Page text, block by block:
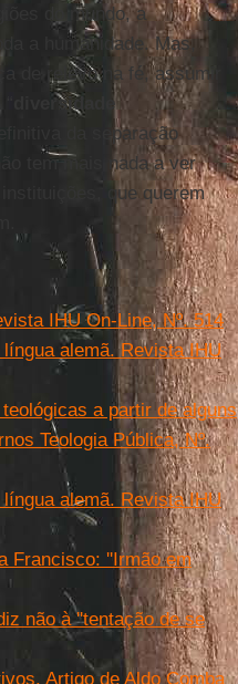
do mundo, a
a humanidade. Mas,
de relevo na fé, assumir
diversidade
da separação
tem mais nada a ver
que querem
IHU On-Line, Nº. 514
alemã. Revista IHU
a partir de alguns
Teologia Pública, Nº.
alemã. Revista IHU
Francisco: ''Irmão em
não à ''tentação de se
Artigo de Aldo Comba